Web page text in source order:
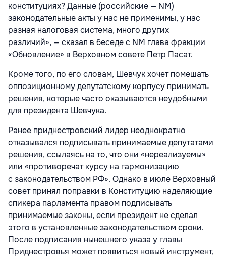
конституциях? Данные (российские — NM)
законодательные акты у нас не применимы, у нас
разная налоговая система, много других
различий», — сказал в беседе с NM глава фракции
«Обновление» в Верховном совете Петр Пасат.
Кроме того, по его словам, Шевчук хочет помешать
оппозиционному депутатскому корпусу принимать
решения, которые часто оказываются неудобными
для президента Шевчука.
Ранее приднестровский лидер неоднократно
отказывался подписывать принимаемые депутатами
решения, ссылаясь на то, что они «нереализуемы»
или «противоречат курсу на гармонизацию
с законодательством РФ». Однако в июле Верховный
совет принял поправки в Конституцию наделяющие
спикера парламента правом подписывать
принимаемые законы, если президент не сделал
этого в установленные законодательством сроки.
После подписания нынешнего указа у главы
Приднестровья может появиться новый инструмент,